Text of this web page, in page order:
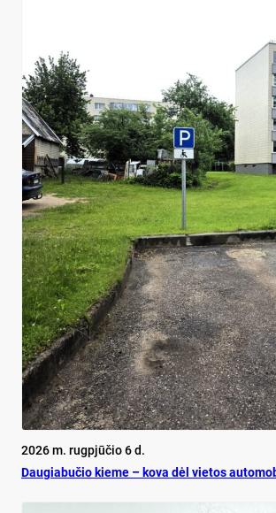
2026 m. rugpjūčio 6 d.
Dau­gia­bu­čio kie­me – ko­va dėl vie­tos